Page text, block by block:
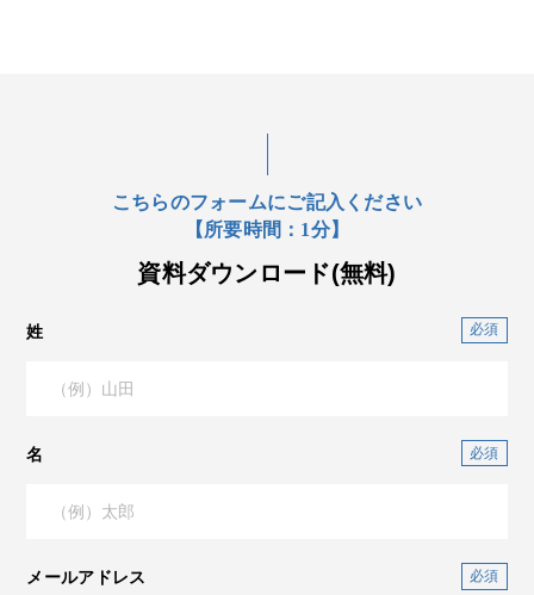
こちらのフォームにご記入ください
【所要時間：1分】
資料ダウンロード(無料)
姓
名
メールアドレス